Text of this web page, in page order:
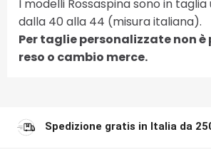
I modelli Rossaspina sono in
dalla 40 alla 44 (misura italiana).
Per taglie personalizzate non è
reso o cambio merce.
Spedizione gratis in Italia da